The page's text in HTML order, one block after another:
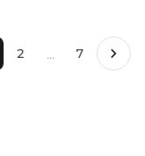
2 ... 7